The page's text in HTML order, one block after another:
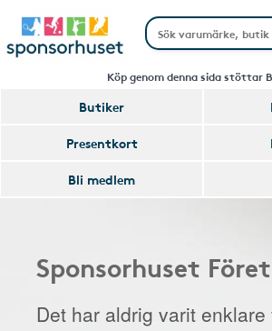
Köp genom denna sida stöttar
Butiker
Presentkort
Bli medlem
Sponsorhuset
Det har aldrig varit